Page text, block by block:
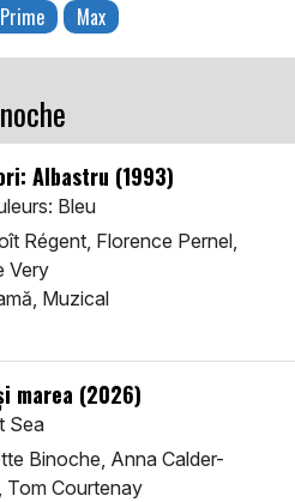
Max
Albastru (1993)
Bleu
Régent, Florence Pernel,
Very
Muzical
marea (2026)
Sea
Binoche, Anna Calder-
Tom Courtenay